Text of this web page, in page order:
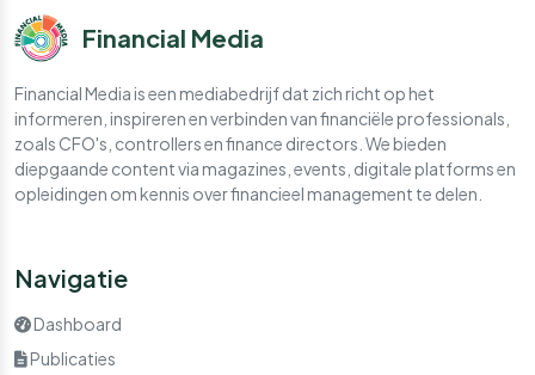
Financial Media
Financial Media is een mediabedrijf dat zich richt op het
informeren, inspireren en verbinden van financiële professionals,
zoals CFO's, controllers en finance directors. We bieden
diepgaande content via magazines, events, digitale platforms en
opleidingen om kennis over financieel management te delen.
Navigatie
Dashboard
Publicaties